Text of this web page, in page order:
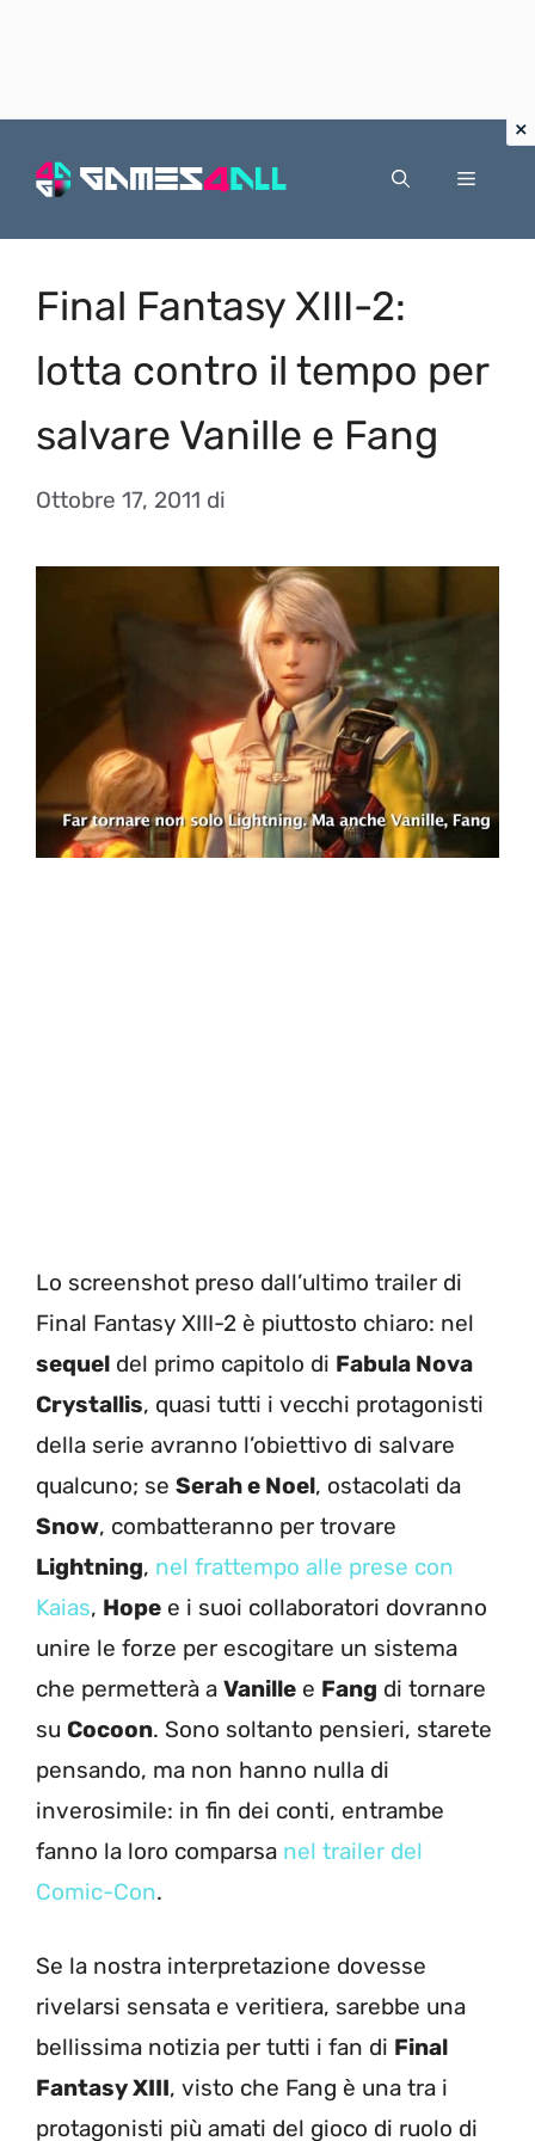
Menu
Final Fantasy XIII-2:
lotta contro il tempo per
salvare Vanille e Fang
Ottobre 17, 2011 di
Lo screenshot preso dall’ultimo trailer di
Final Fantasy XIII-2 è piuttosto chiaro: nel
sequel del primo capitolo di Fabula Nova
Crystallis, quasi tutti i vecchi protagonisti
della serie avranno l’obiettivo di salvare
qualcuno; se Serah e Noel, ostacolati da
Snow, combatteranno per trovare
Lightning, nel frattempo alle prese con
Kaias, Hope e i suoi collaboratori dovranno
unire le forze per escogitare un sistema
che permetterà a Vanille e Fang di tornare
su Cocoon. Sono soltanto pensieri, starete
pensando, ma non hanno nulla di
inverosimile: in fin dei conti, entrambe
fanno la loro comparsa nel trailer del
Comic-Con.
Se la nostra interpretazione dovesse
rivelarsi sensata e veritiera, sarebbe una
bellissima notizia per tutti i fan di Final
Fantasy XIII, visto che Fang è una tra i
protagonisti più amati del gioco di ruolo di